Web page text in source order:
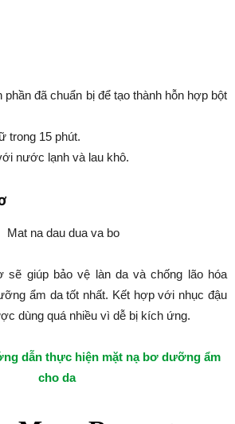
phần đã chuẩn bị để tạo thành hỗn hợp bột
trong 15 phút.
nước lạnh và lau khô.
sẽ giúp bảo vệ làn da và chống lão hóa
ẩm da tốt nhất. Kết hợp với nhục đậu
dùng quá nhiều vì dễ bị kích ứng.
dẫn thực hiện mặt nạ bơ dưỡng ẩm
cho da